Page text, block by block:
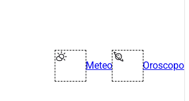
Meteo Oroscopo